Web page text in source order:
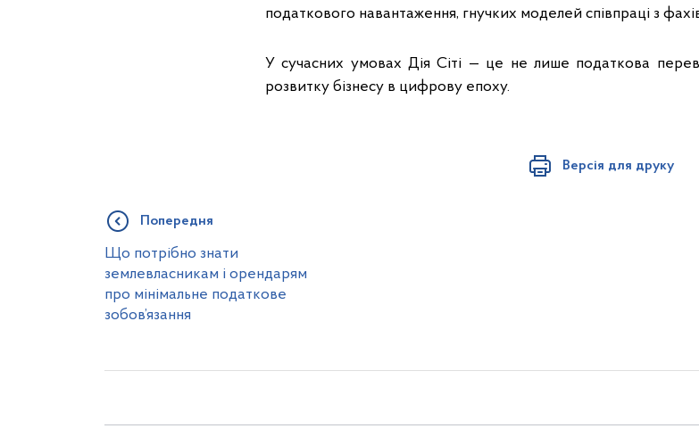
податкового навантаження, гнучких моделей співпраці з
У сучасних умовах Дія Сіті — це не лише податкова
розвитку бізнесу в цифрову епоху.
Версія для друку
Попередня
Що потрібно знати
землевласникам і орендарям
про мінімальне податкове
зобов’язання